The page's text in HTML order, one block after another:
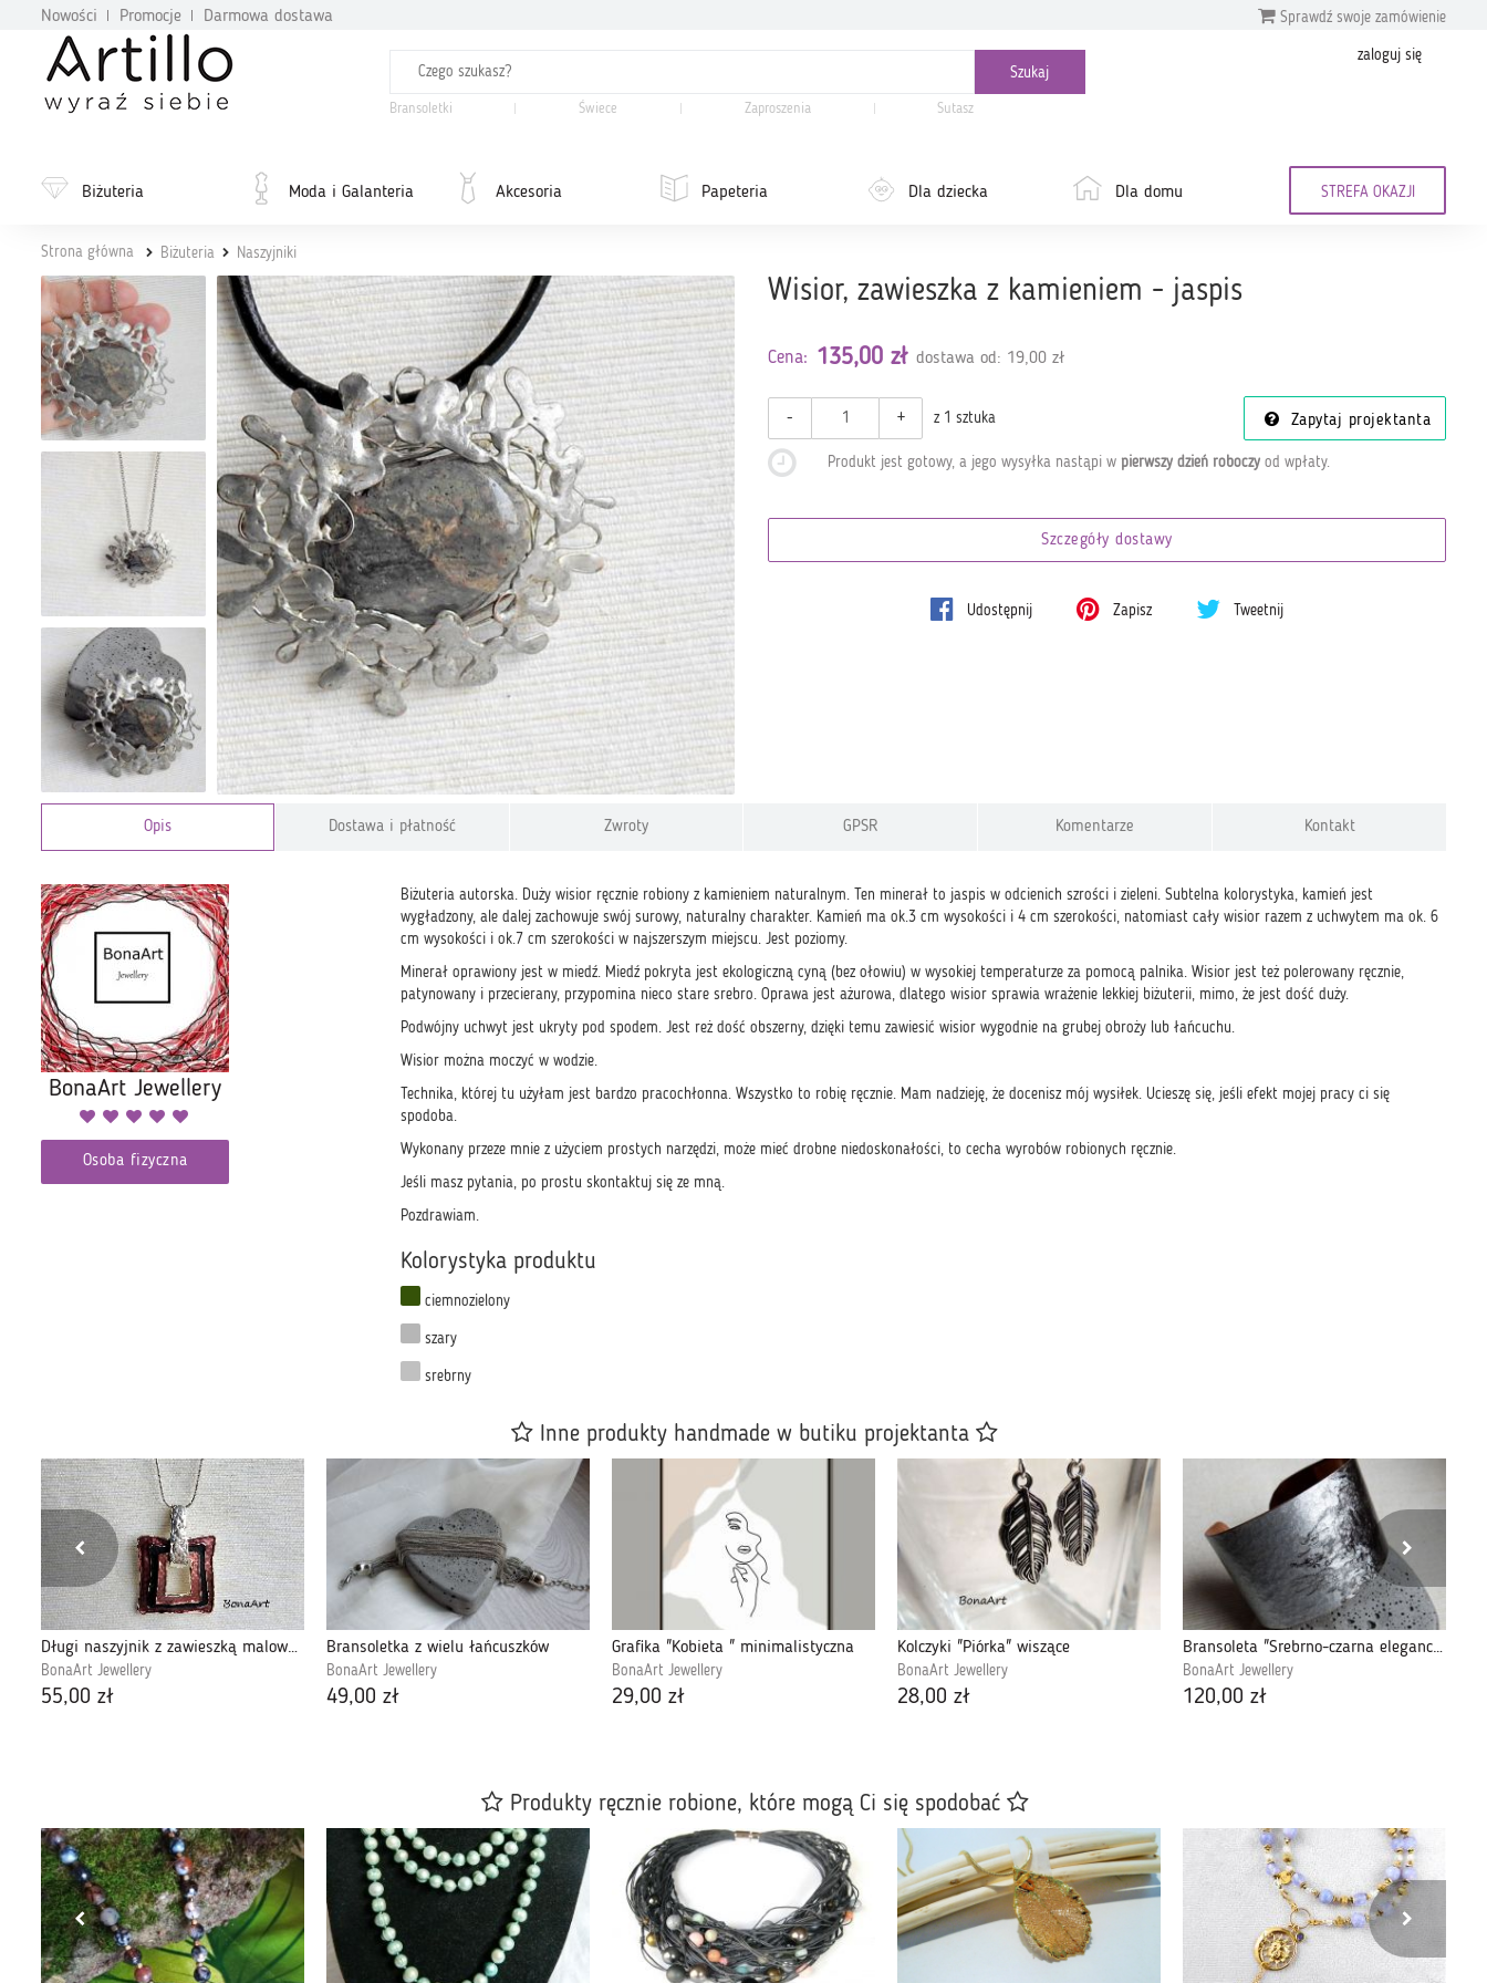
Nowości Promocje Darmowa dostawa Sprawdź swoje zamówienie
Bransoletki Świece Zaproszenia Sutasz
zaloguj się
Biżuteria Moda i Galanteria Akcesoria Papeteria Dla dziecka Dla domu STREFA OKAZJI
Strona główna Biżuteria Naszyjniki
Wisior, zawieszka z kamieniem - jaspis
Cena: 135,00 zł dostawa od: 19,00 zł
- + z 1 sztuka Zapytaj projektanta
Produkt jest gotowy, a jego wysyłka nastąpi w pierwszy dzień roboczyod wpłaty.
Szczegóły dostawy
Udostępnij Zapisz Tweetnij
Opis Dostawa i płatność Zwroty GPSR Komentarze Kontakt
Biżuteria autorska. Duży wisior ręcznie robiony z kamieniem naturalnym. Ten minerał to jaspis w odcienich szrości i zieleni. Subtelna kolorystyka, kamień jest
wygładzony, ale dalej zachowuje swój surowy, naturalny charakter. Kamień ma ok.3 cm wysokości i 4 cm szerokości, natomiast cały wisior razem z uchwytem ma ok. 6
cm wysokości i ok.7 cm szerokości w najszerszym miejscu. Jest poziomy.
Minerał oprawiony jest w miedź. Miedź pokryta jest ekologiczną cyną (bez ołowiu) w wysokiej temperaturze za pomocą palnika. Wisior jest też polerowany ręcznie,
patynowany i przecierany, przypomina nieco stare srebro. Oprawa jest ażurowa, dlatego wisior sprawia wrażenie lekkiej biżuterii, mimo, że jest dość duży.
Podwójny uchwyt jest ukryty pod spodem. Jest reż dość obszerny, dzięki temu zawiesić wisior wygodnie na grubej obroży lub łańcuchu.
Wisior można moczyć w wodzie.
Technika, której tu użyłam jest bardzo pracochłonna. Wszystko to robię ręcznie. Mam nadzieję, że docenisz mój wysiłek. Ucieszę się, jeśli efekt mojej pracy ci się
spodoba.
Wykonany przeze mnie z użyciem prostych narzędzi, może mieć drobne niedoskonałości, to cecha wyrobów robionych ręcznie.
Jeśli masz pytania, po prostu skontaktuj się ze mną.
Pozdrawiam.
Kolorystyka produktu
ciemnozielony
szary
srebrny
BonaArt Jewellery
Osoba fizyczna
Inne produkty handmade w butiku projektanta
Długi naszyjnik z zawieszką malowaną
BonaArt Jewellery
55,00 zł
Bransoletka z wielu łańcuszków
BonaArt Jewellery
49,00 zł
Grafika "Kobieta " minimalistyczna
BonaArt Jewellery
29,00 zł
Kolczyki "Piórka" wiszące
BonaArt Jewellery
28,00 zł
Bransoleta "Srebrno-czarna elegancja"
BonaArt Jewellery
120,00 zł
Produkty ręcznie robione, które mogą Ci się spodobać